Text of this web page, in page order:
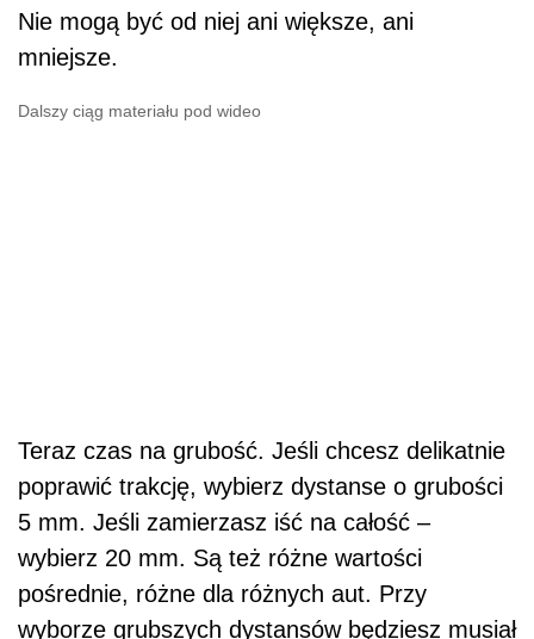
Nie mogą być od niej ani większe, ani
mniejsze.
Dalszy ciąg materiału pod wideo
Teraz czas na grubość. Jeśli chcesz delikatnie
poprawić trakcję, wybierz dystanse o grubości
5 mm. Jeśli zamierzasz iść na całość –
wybierz 20 mm. Są też różne wartości
pośrednie, różne dla różnych aut. Przy
wyborze grubszych dystansów będziesz musiał